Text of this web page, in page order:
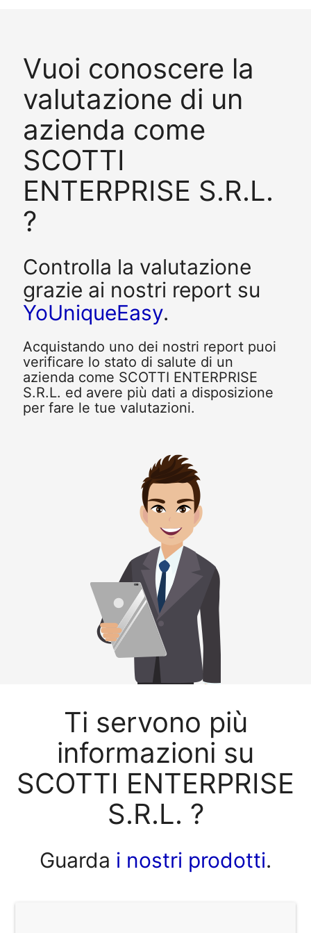
Vuoi conoscere la
valutazione di un
azienda come
SCOTTI
ENTERPRISE S.R.L.
?
Controlla la valutazione
grazie ai nostri report su
YoUniqueEasy.
Acquistando uno dei nostri report puoi
verificare lo stato di salute di un
azienda come SCOTTI ENTERPRISE
S.R.L. ed avere più dati a disposizione
per fare le tue valutazioni.
Ti servono più
informazioni su
SCOTTI ENTERPRISE
S.R.L. ?
Guarda i nostri prodotti.